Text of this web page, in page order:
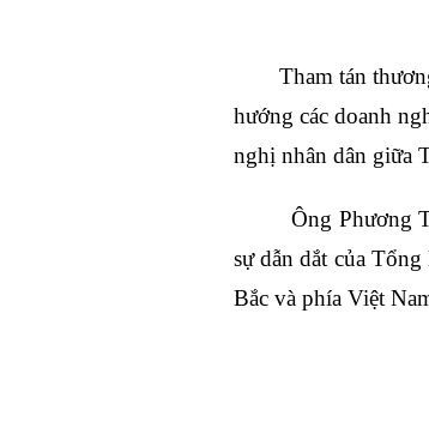
Tham tán t
hướng các doanh
nghị nhân dân giữa
Ông Phương
sự dẫn dắt của
Bắc và phía Việt